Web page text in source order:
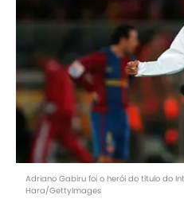
Adriano Gabiru foi o herói do título do
Hara/GettyImages